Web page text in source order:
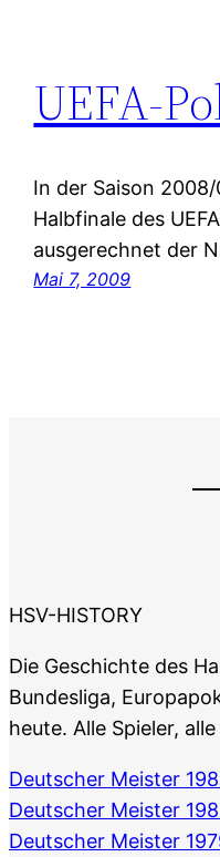
UEFA-
In der Saison
Halbfinale des
ausgerechnet der
Mai 7, 2009
HSV-HISTORY
Die Geschichte des
Bundesliga,
heute. Alle Spieler,
Deutscher Meister
Deutscher Meister
Deutscher Meister